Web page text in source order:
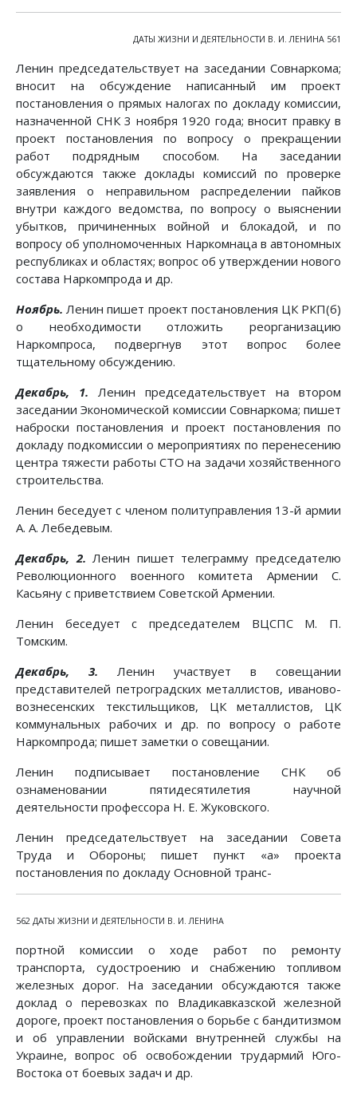
ДАТЫ ЖИЗНИ И ДЕЯТЕЛЬНОСТИ В. И. ЛЕНИНА 561
Ленин председательствует на заседании Совнаркома;
вносит на обсуждение написанный им проект
постановления о прямых налогах по докладу комиссии,
назначенной СНК 3 ноября 1920 года; вносит правку в
проект постановления по вопросу о прекращении
работ подрядным способом. На заседании
обсуждаются также доклады комиссий по проверке
заявления о неправильном распределении пайков
внутри каждого ведомства, по вопросу о выяснении
убытков, причиненных войной и блокадой, и по
вопросу об уполномоченных Наркомнаца в автономных
республиках и областях; вопрос об утверждении нового
состава Наркомпрода и др.
Ноябрь. Ленин пишет проект постановления ЦК РКП(б)
о необходимости отложить реорганизацию
Наркомпроса, подвергнув этот вопрос более
тщательному обсуждению.
Декабрь, 1. Ленин председательствует на втором
заседании Экономической комиссии Совнаркома; пишет
наброски постановления и проект постановления по
докладу подкомиссии о мероприятиях по перенесению
центра тяжести работы СТО на задачи хозяйственного
строительства.
Ленин беседует с членом политуправления 13-й армии
А. А. Лебедевым.
Декабрь, 2. Ленин пишет телеграмму председателю
Революционного военного комитета Армении С.
Касьяну с приветствием Советской Армении.
Ленин беседует с председателем ВЦСПС М. П.
Томским.
Декабрь, 3.
Ленин участвует в совещании
представителей петроградских металлистов, иваново-
вознесенских текстильщиков, ЦК металлистов, ЦК
коммунальных рабочих и др. по вопросу о работе
Наркомпрода; пишет заметки о совещании.
Ленин подписывает постановление СНК об
ознаменовании пятидесятилетия научной
деятельности профессора Н. Е. Жуковского.
Ленин председательствует на заседании Совета
Труда и Обороны; пишет пункт «а» проекта
постановления по докладу Основной транс-
562 ДАТЫ ЖИЗНИ И ДЕЯТЕЛЬНОСТИ В. И. ЛЕНИНА
портной комиссии о ходе работ по ремонту
транспорта, судостроению и снабжению топливом
железных дорог. На заседании обсуждаются также
доклад о перевозках по Владикавказской железной
дороге, проект постановления о борьбе с бандитизмом
и об управлении войсками внутренней службы на
Украине, вопрос об освобождении трудармий Юго-
Востока от боевых задач и др.